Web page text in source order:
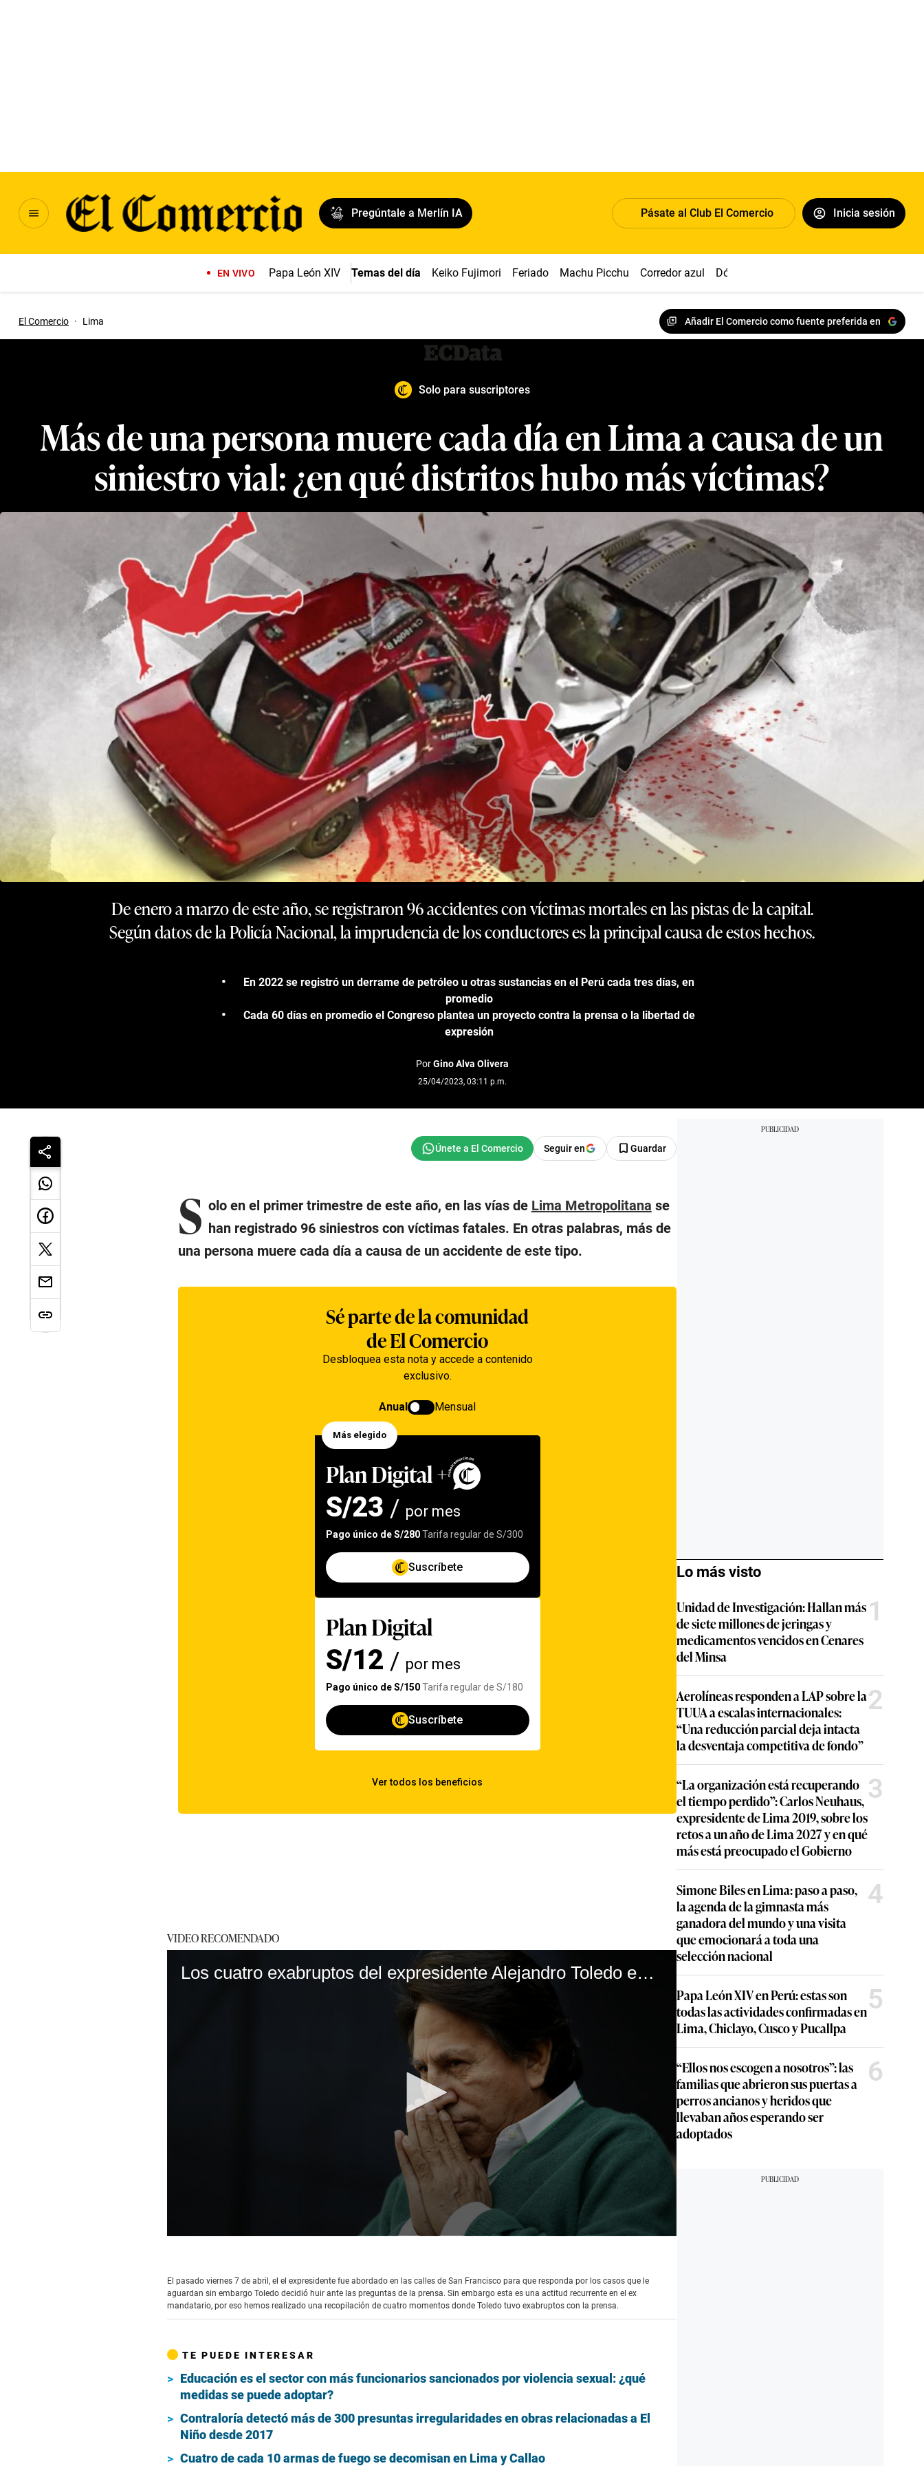
Pregúntale a Merlín IA Pásate al Club El Comercio Inicia sesión
EN VIVO Papa León XIV Temas del día Keiko Fujimori Feriado Machu Picchu Corredor azul Dólar
El Comercio · Lima Añadir El Comercio como fuente preferida en
Solo para suscriptores
Más de una persona muere cada día en Lima a causa de un
siniestro vial: ¿en qué distritos hubo más víctimas?
De enero a marzo de este año, se registraron 96 accidentes con víctimas mortales en las pistas de la capital.
Según datos de la Policía Nacional, la imprudencia de los conductores es la principal causa de estos hechos.
En 2022 se registró un derrame de petróleo u otras sustancias en el Perú cada tres días, en
promedio
Cada 60 días en promedio el Congreso plantea un proyecto contra la prensa o la libertad de
expresión
PorGino Alva Olivera
25/04/2023, 03:11 p.m.
Seguir en Guardar
S olo en el primer trimestre de este año, en las vías de Lima Metropolitana se
han registrado 96 siniestros con víctimas fatales. En otras palabras, más de
una persona muere cada día a causa de un accidente de este tipo.
VIDEO RECOMENDADO
Los cuatro exabruptos del expresidente Alejandro Toledo en contacto con la prensa
minutes,
54
secondsVolume
90%
El pasado viernes 7 de abril, el el expresidente fue abordado en las calles de San Francisco para que responda por los casos que le
aguardan sin embargo Toledo decidió huir ante las preguntas de la prensa. Sin embargo esta es una actitud recurrente en el ex
mandatario, por eso hemos realizado una recopilación de cuatro momentos donde Toledo tuvo exabruptos con la prensa.
TE PUEDE INTERESAR
Educación es el sector con más funcionarios sancionados por violencia sexual: ¿qué
medidas se puede adoptar?
Contraloría detectó más de 300 presuntas irregularidades en obras relacionadas a El
Niño desde 2017
Cuatro de cada 10 armas de fuego se decomisan en Lima y Callao
Lo más visto
Unidad de Investigación: Hallan más
de siete millones de jeringas y
medicamentos vencidos en Cenares
del Minsa
1
Aerolíneas responden a LAP sobre la
TUUA a escalas internacionales:
“Una reducción parcial deja intacta
la desventaja competitiva de fondo”
2
“La organización está recuperando
el tiempo perdido”: Carlos Neuhaus,
expresidente de Lima 2019, sobre los
retos a un año de Lima 2027 y en qué
más está preocupado el Gobierno
3
Simone Biles en Lima: paso a paso,
la agenda de la gimnasta más
ganadora del mundo y una visita
que emocionará a toda una
selección nacional
4
Papa León XIV en Perú: estas son
todas las actividades confirmadas en
Lima, Chiclayo, Cusco y Pucallpa
5
“Ellos nos escogen a nosotros”: las
familias que abrieron sus puertas a
perros ancianos y heridos que
llevaban años esperando ser
adoptados
6